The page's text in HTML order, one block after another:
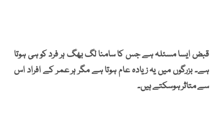
قبض ایسا مسئلہ ہے جس کا سامنا لگ بھگ ہر فرد کو ہی ہوتا
ہے۔ بزرگوں میں یہ زیادہ عام ہوتا ہے مگر ہر عمر کے افراد اس
سے متاثر ہوسکتے ہیں۔